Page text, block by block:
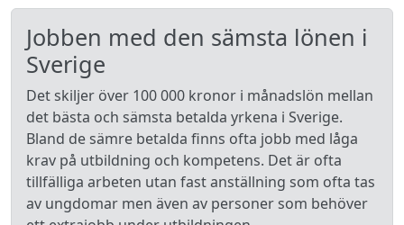
Jobben med den sämsta lönen i
Sverige
Det skiljer över 100 000 kronor i månadslön mellan
det bästa och sämsta betalda yrkena i Sverige.
Bland de sämre betalda finns ofta jobb med låga
krav på utbildning och kompetens. Det är ofta
tillfälliga arbeten utan fast anställning som ofta tas
av ungdomar men även av personer som behöver